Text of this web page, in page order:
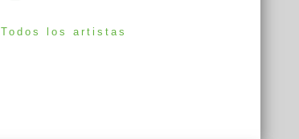
Todos los artistas